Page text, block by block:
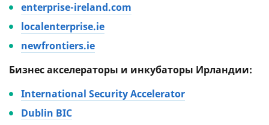
enterprise-ireland.com
localenterprise.ie
newfrontiers.ie
Бизнес акселераторы и инкубаторы Ирландии:
International Security Accelerator
Dublin BIC